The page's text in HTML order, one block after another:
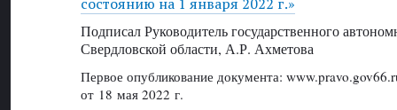
Подписал Руководитель государственного
Свердловской области, А.Р. Ахметова
Первое опубликование документа:
от 18 мая 2022 г.